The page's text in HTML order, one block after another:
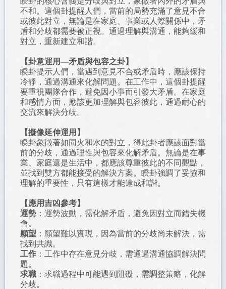
不和。這個卦提醒人們，當前的局勢充滿了意見不合
或彼此對立，無論是在家庭、事業或人際關係中，矛
盾和分歧都需要被正視。通過理解與溝通，能夠緩和
對立，重新建立和諧。
【卦意運用—矛盾與包容之卦】
睽卦提示人們，當遇到意見不合或矛盾時，應該保持
冷靜，通過溝通來化解問題。在工作中，這個卦提醒
要重視團隊合作，避免因小事而引發大矛盾。在家庭
和感情方面，應該更加理解與包容彼此，通過耐心的
交流來解決分歧。
【擬像延伸運用】
睽卦象徵著如同火和水的對立，得此卦者應該面對當
前的分歧，通過理性與包容來化解矛盾。無論是在事
業、家庭還是生活中，都應該尊重彼此的不同觀點，
並找到雙方都能接受的解決方案。睽卦強調了妥協和
理解的重要性，只有這樣才能達成和諧。
【應用吉凶參考】
運勢 ：運勢波動，需化解矛盾，避免因對立而錯失機
會。
願望 ：願望難以實現，因為當前的分歧尚未解決，需
找到共識。
工作 ：工作中存在意見分歧，需通過溝通協調解決問
題。
求職 ：求職過程中可能遇到阻礙，需調整策略，化解
分歧。